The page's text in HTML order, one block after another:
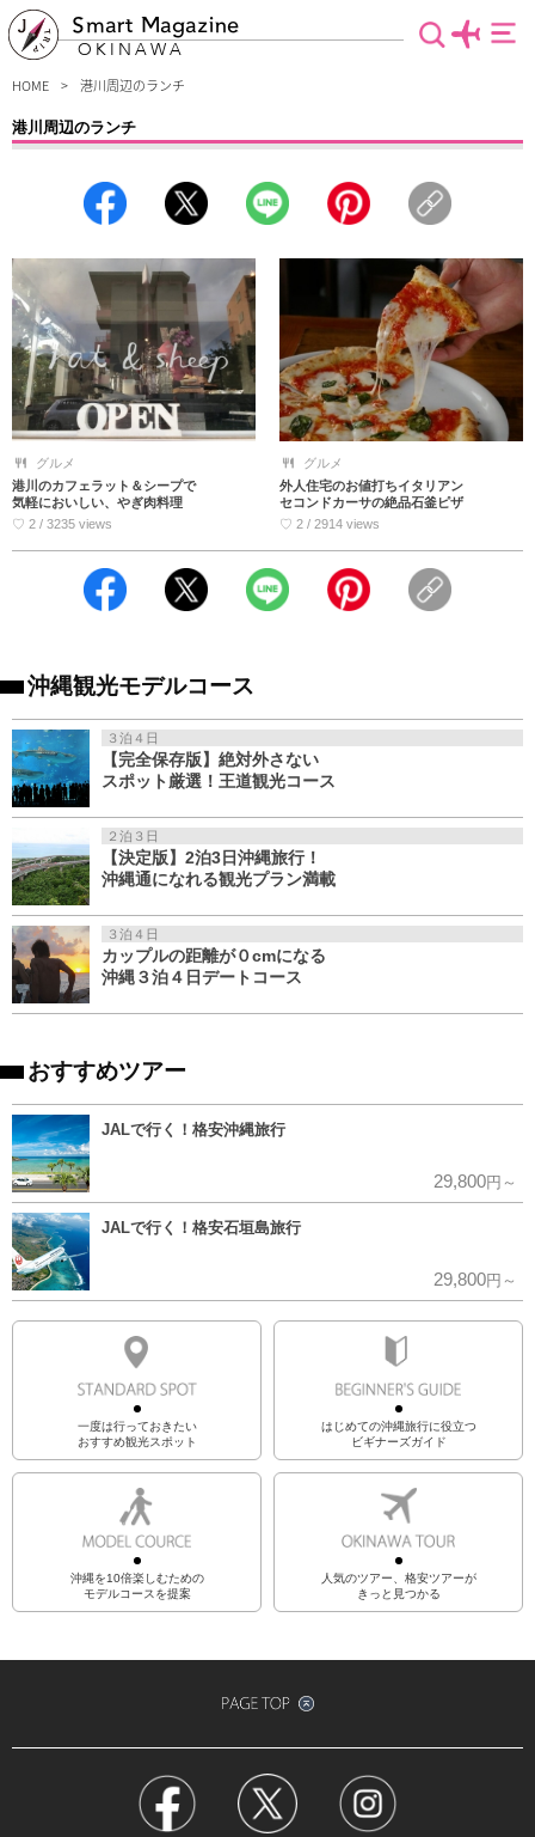
Smart Magazine
OKINAWA
HOME 港川周辺のランチ
港川周辺のランチ
おしゃれなカフェや雑貨店が急増中で、まち歩きとランチを楽しむ、気ままなぶら
り旅にぴったり。安いのはもちろん、食材にまでこだわった女性にうれしい絶品グ
グルメ
港川のカフェラット＆シープで
気軽においしい、やぎ肉料理
♡ 2 / 3235 views
グルメ
外人住宅のお値打ちイタリアン
セコンドカーサの絶品石釜ピザ
♡ 2 / 2914 views
沖縄観光モデルコース
３泊４日
【完全保存版】絶対外さない
スポット厳選！王道観光コース
２泊３日
【決定版】2泊3日沖縄旅行！
沖縄通になれる観光プラン満載
３泊４日
カップルの距離が０cmになる
沖縄３泊４日デートコース
おすすめツアー
JALで行く！格安沖縄旅行
29,800円～
JALで行く！格安石垣島旅行
29,800円～
一度は行っておきたい
おすすめ観光スポット
はじめての沖縄旅行に役立つ
ビギナーズガイド
沖縄を10倍楽しむための
モデルコースを提案
人気のツアー、格安ツアーが
きっと見つかる